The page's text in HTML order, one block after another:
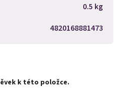
0.5 kg
4820168881473
k této položce.